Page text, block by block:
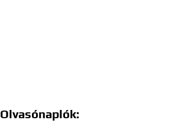
Olvasónaplók: